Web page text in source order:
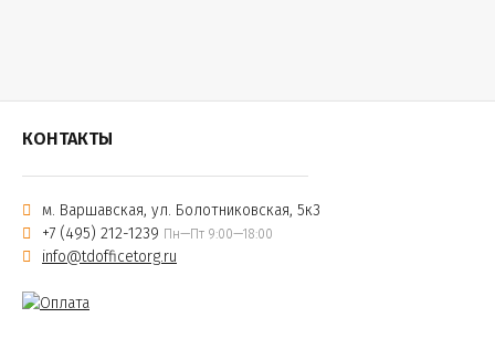
КОНТАКТЫ
м. Варшавская, ул. Болотниковская, 5к3
+7 (495) 212-1239 Пн—Пт 9:00—18:00
info@tdofficetorg.ru